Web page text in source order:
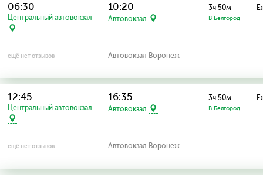
06:30
Центральный автовокзал
10:20
Автовокзал
3ч 50м
В Белгород
ещё нет отзывов Автовокзал Воронеж
12:45
Центральный автовокзал
16:35
Автовокзал
3ч 50м
В Белгород
ещё нет отзывов Автовокзал Воронеж